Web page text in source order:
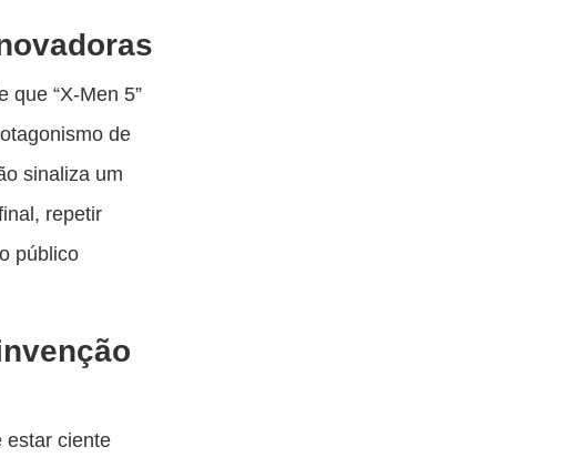
que “X-Men 5”
de
sinaliza um
repetir
público
estar ciente